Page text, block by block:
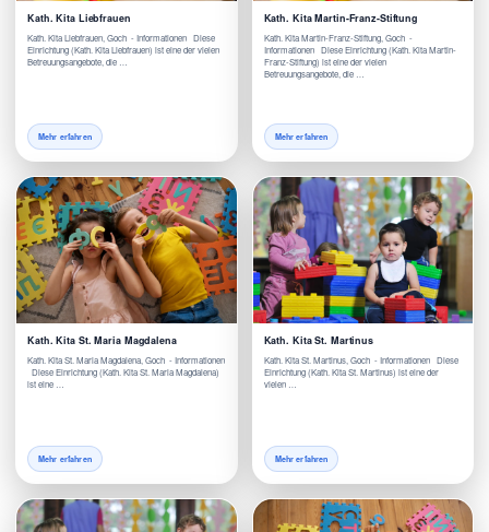
Kath. Kita Liebfrauen
Kath. Kita Liebfrauen, Goch - Informationen Diese
Einrichtung (Kath. Kita Liebfrauen) ist eine der vielen
Betreuungsangebote, die …
Mehr erfahren
Kath. Kita Martin-Franz-Stiftung
Kath. Kita Martin-Franz-Stiftung, Goch -
Informationen Diese Einrichtung (Kath. Kita Martin-
Franz-Stiftung) ist eine der vielen
Betreuungsangebote, die …
Mehr erfahren
Kath. Kita St. Maria Magdalena
Kath. Kita St. Maria Magdalena, Goch - Informationen
Diese Einrichtung (Kath. Kita St. Maria Magdalena)
ist eine …
Mehr erfahren
Kath. Kita St. Martinus
Kath. Kita St. Martinus, Goch - Informationen Diese
Einrichtung (Kath. Kita St. Martinus) ist eine der
vielen …
Mehr erfahren